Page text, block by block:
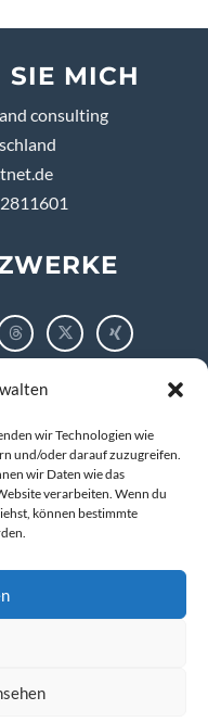
wir Technologien wie
und/oder darauf zuzugreifen.
wir Daten wie das
verarbeiten. Wenn du
können bestimmte
SIE MICH
consulting
and consulting